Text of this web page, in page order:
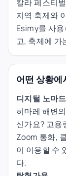
칼라 페스티
지역 축제와
Esimy를 사
고, 축제에 가
어떤 상황에
디지털 노마
히마레 해변
신가요? 고용
Zoom 통화,
이 이용할 수
다.